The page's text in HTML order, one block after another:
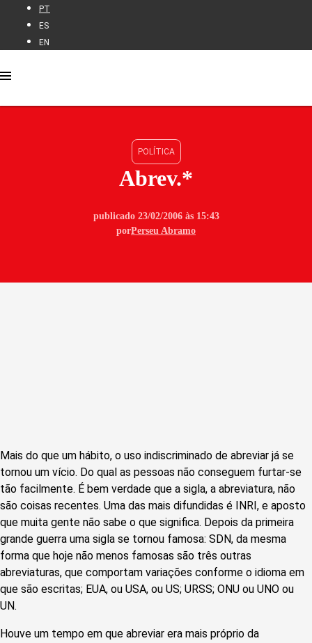
PT
ES
EN
POLÍTICA
Abrev.*
publicado 23/02/2006 às 15:43
porPerseu Abramo
Mais do que um hábito, o uso indiscriminado de abreviar já se
tornou um vício. Do qual as pessoas não conseguem furtar-se
tão facilmente. É bem verdade que a sigla, a abreviatura, não
são coisas recentes. Uma das mais difundidas é INRI, e aposto
que muita gente não sabe o que significa. Depois da primeira
grande guerra uma sigla se tornou famosa: SDN, da mesma
forma que hoje não menos famosas são três outras
abreviaturas, que comportam variações conforme o idioma em
que são escritas; EUA, ou USA, ou US; URSS; ONU ou UNO ou
UN.
Houve um tempo em que abreviar era mais próprio da